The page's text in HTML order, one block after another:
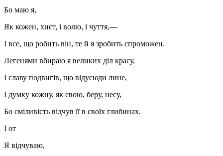
Бо маю я,
Як кожен, хист, і волю, і чуття,—
І все, що робить він, те й я зробить спроможен.
Легенями вбираю я великих діл красу,
I славу подвигів, що відусюди лине,
І думку кожну, як свою, беру, несу,
Бо сміливість відчув її в своїх глибинах.
I от
Я відчуваю,